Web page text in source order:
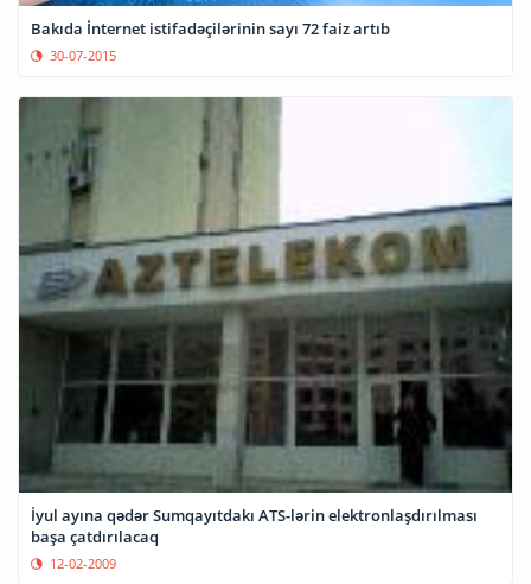
Bakıda İnternet istifadəçilərinin sayı 72 faiz artıb
30-07-2015
İyul ayına qədər Sumqayıtdakı ATS-lərin elektronlaşdırılması
başa çatdırılacaq
12-02-2009